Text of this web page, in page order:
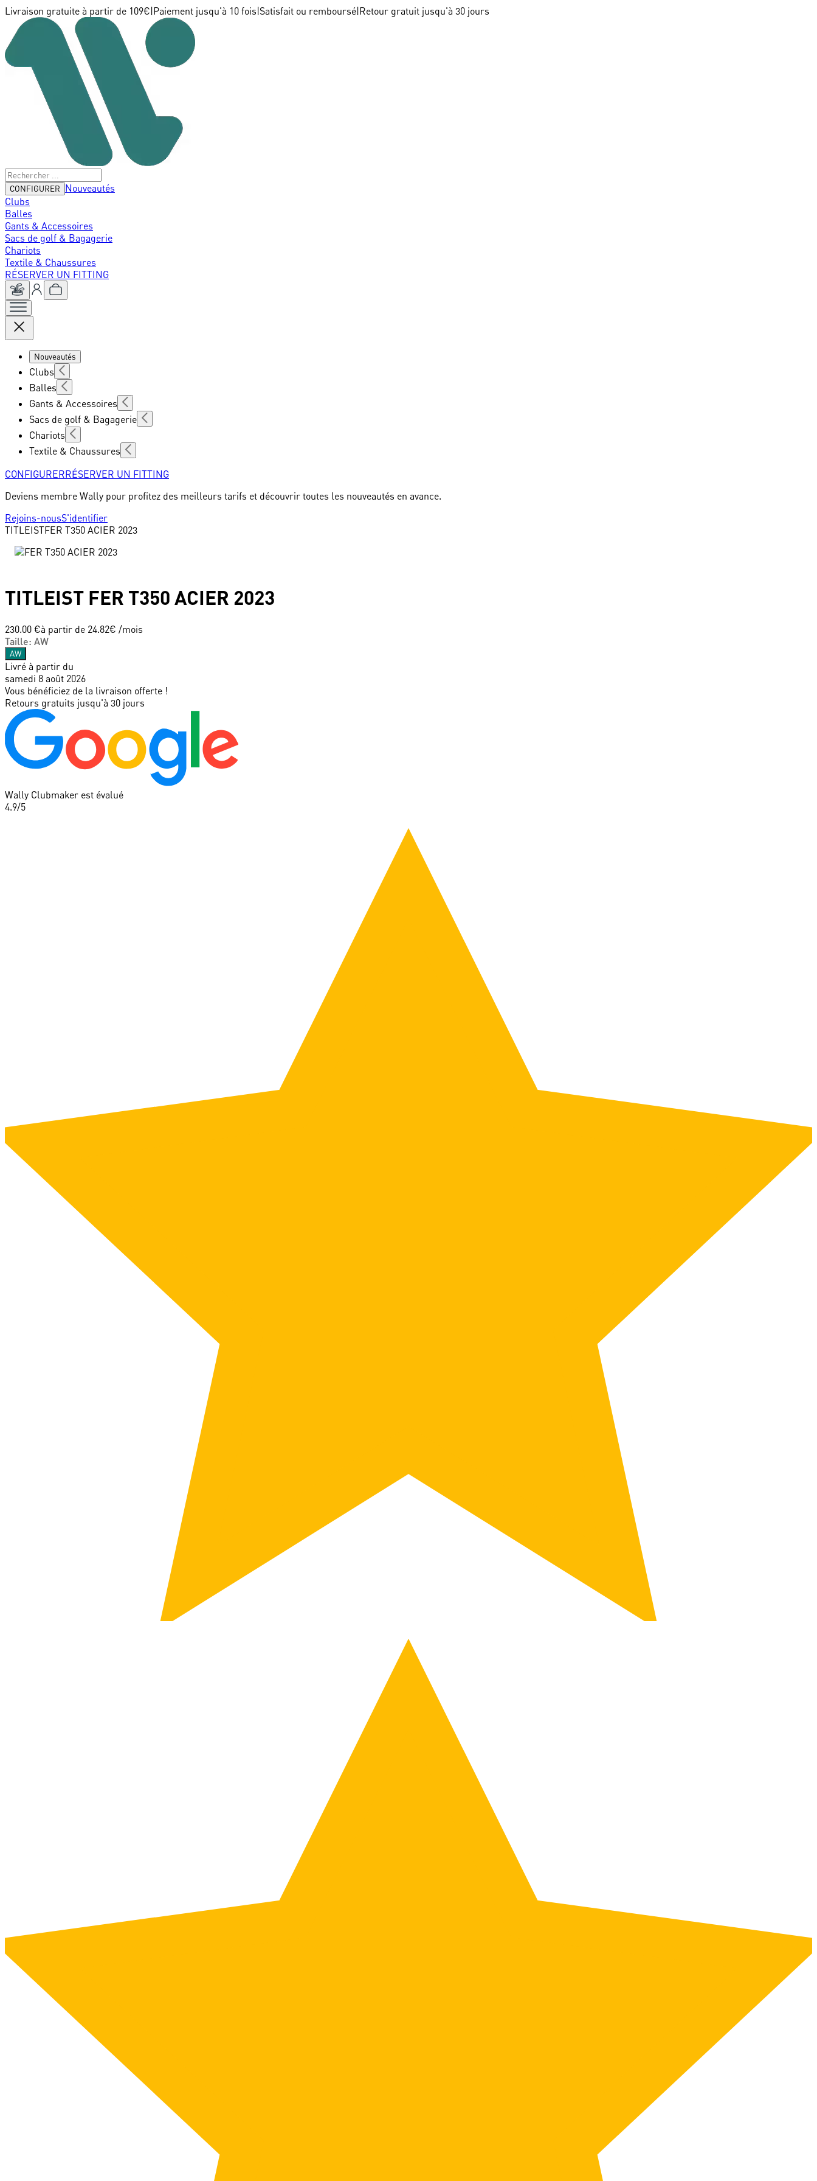
Livraison gratuite à partir de 109€ Paiement jusqu'à 10 fois Satisfait ou remboursé Retour gratuit jusqu'à 30 jours
CONFIGURER
Nouveautés
Clubs
Balles
Gants & Accessoires
Sacs de golf & Bagagerie
Chariots
Textile & Chaussures
RÉSERVER UN FITTING
Nouveautés
Clubs
Balles
Gants & Accessoires
Sacs de golf & Bagagerie
Chariots
Textile & Chaussures
CONFIGURERRÉSERVER UN FITTING
Deviens membre Wally pour profitez des meilleurs tarifs et découvrir toutes les nouveautés en avance.
Rejoins-nousS'identifier
TITLEISTFER T350 ACIER 2023
TITLEIST FER T350 ACIER 2023
230.00 €à partir de 24.82€ /mois
Taille: AW
AW
Livré à partir du
samedi 8 août 2026
Vous bénéficiez de la livraison offerte !
Retours gratuits jusqu'à 30 jours
Wally Clubmaker est évalué
4.9/5